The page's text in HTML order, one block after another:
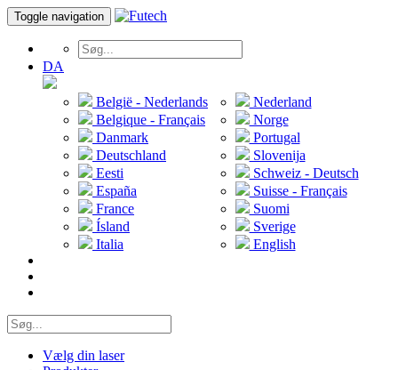
Toggle navigation
DA
België - Nederlands
Belgique - Français
Danmark
Deutschland
Eesti
España
France
Ísland
Italia
Nederland
Norge
Portugal
Slovenija
Schweiz - Deutsch
Suisse - Français
Suomi
Sverige
English
Vælg din laser